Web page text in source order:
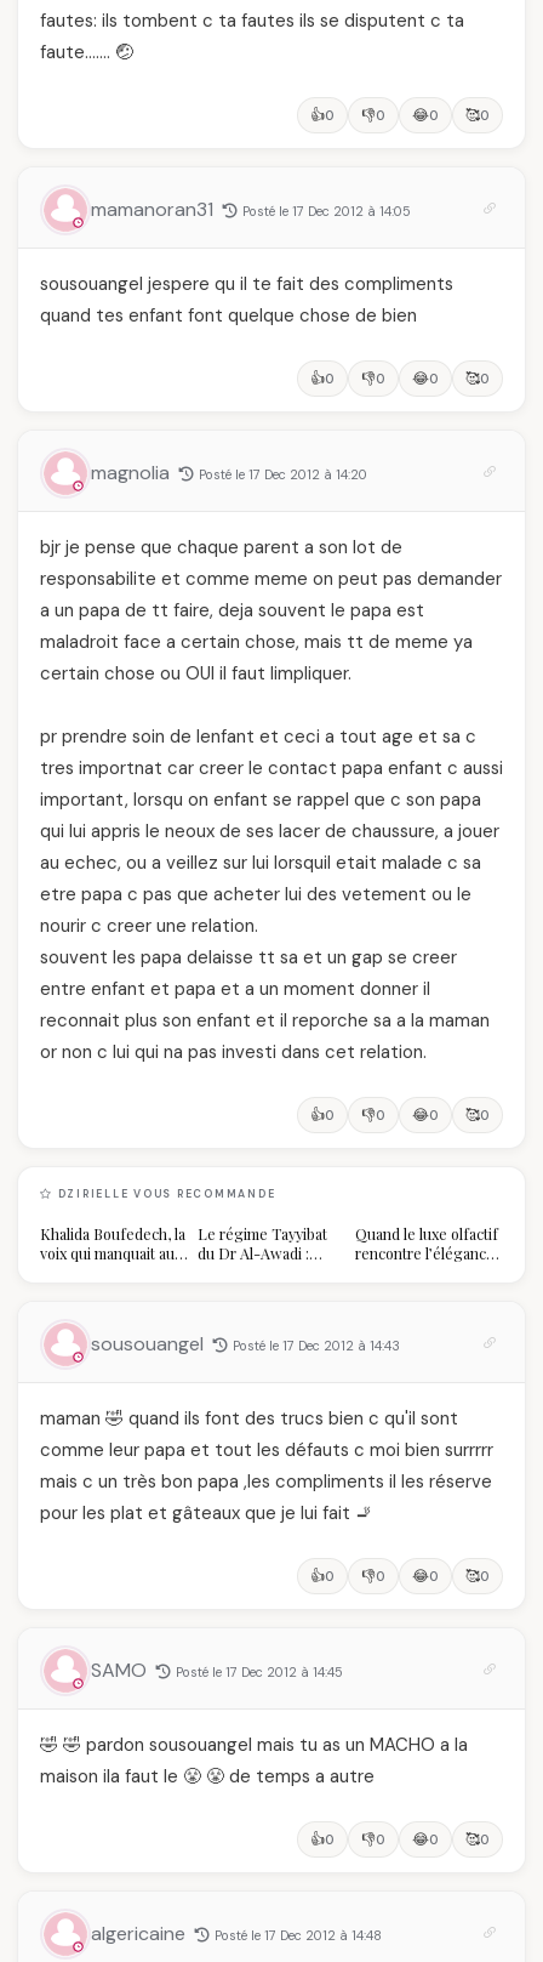
fautes: ils tombent c ta fautes ils se disputent c ta
faute……. 🤕
👍0 👎0 😂0 🥰0
mamanoran31 Posté le 17 Dec 2012 à 14:05
sousouangel jespere qu il te fait des compliments
quand tes enfant font quelque chose de bien
👍0 👎0 😂0 🥰0
magnolia Posté le 17 Dec 2012 à 14:20
bjr je pense que chaque parent a son lot de
responsabilite et comme meme on peut pas demander
a un papa de tt faire, deja souvent le papa est
maladroit face a certain chose, mais tt de meme ya
certain chose ou OUI il faut limpliquer.
pr prendre soin de lenfant et ceci a tout age et sa c
tres importnat car creer le contact papa enfant c aussi
important, lorsqu on enfant se rappel que c son papa
qui lui appris le neoux de ses lacer de chaussure, a jouer
au echec, ou a veillez sur lui lorsquil etait malade c sa
etre papa c pas que acheter lui des vetement ou le
nourir c creer une relation.
souvent les papa delaisse tt sa et un gap se creer
entre enfant et papa et a un moment donner il
reconnait plus son enfant et il reporche sa a la maman
or non c lui qui na pas investi dans cet relation.
👍0 👎0 😂0 🥰0
DZIRIELLE VOUS RECOMMANDE
Khalida Boufedech, la
voix qui manquait au
Le régime Tayyibat
du Dr Al-Awadi :
vraiment savoir
Quand le luxe olfactif
rencontre l’élégance
sousouangel Posté le 17 Dec 2012 à 14:43
maman 🤣 quand ils font des trucs bien c qu'il sont
comme leur papa et tout les défauts c moi bien surrrrr
mais c un très bon papa ,les compliments il les réserve
pour les plat et gâteaux que je lui fait 🚬
👍0 👎0 😂0 🥰0
SAMO Posté le 17 Dec 2012 à 14:45
🤣 🤣 pardon sousouangel mais tu as un MACHO a la
maison ila faut le 😤 😤 de temps a autre
👍0 👎0 😂0 🥰0
algericaine Posté le 17 Dec 2012 à 14:48